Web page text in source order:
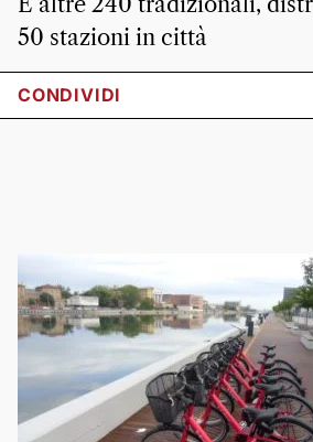
50 stazioni in città
CONDIVIDI